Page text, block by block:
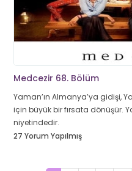
Medcezir 68. Bölüm
Yaman’ın Almanya’ya gidişi,
için büyük bir fırsata dönüşür.
niyetindedir.
27 Yorum Yapılmış